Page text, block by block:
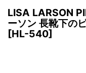
LISA LARSON
ーソン 長靴下の
[HL-540]